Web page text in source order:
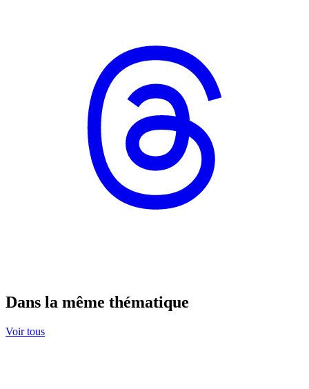
Dans la même thématique
Voir tous